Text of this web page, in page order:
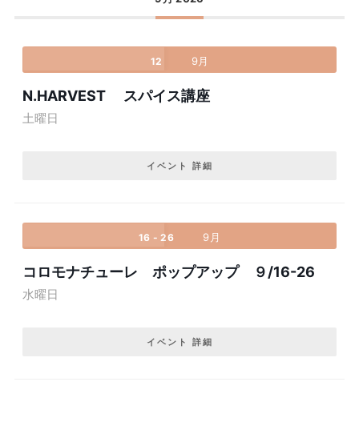
12 9月
N.HARVEST スパイス講座
土曜日
イベント 詳細
16 - 26 9月
コロモナチューレ ポップアップ ９/16-26
水曜日
イベント 詳細